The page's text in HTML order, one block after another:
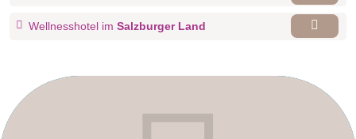
Wellnesshotel im Salzburger Land